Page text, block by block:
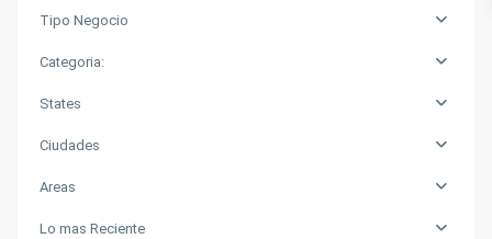
Tipo Negocio
Categoria:
States
Ciudades
Areas
Lo mas Reciente